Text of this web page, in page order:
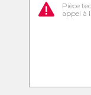
Pièce
appel à